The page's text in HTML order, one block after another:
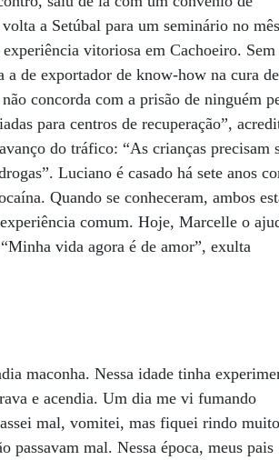
a Setúbal para um seminário no
vitoriosa em Cachoeiro. Sem
de exportador de know-how na cura de
concorda com a prisão de ninguém
para centros de recuperação”,
do tráfico: “As crianças precisam
Luciano é casado há sete anos
Quando se conheceram, ambos
comum. Hoje, Marcelle o
vida agora é de amor”, exulta
maconha. Nessa idade tinha
e acendia. Um dia me vi fumando
mal, vomitei, mas fiquei rindo
passavam mal. Nessa época, meus pais